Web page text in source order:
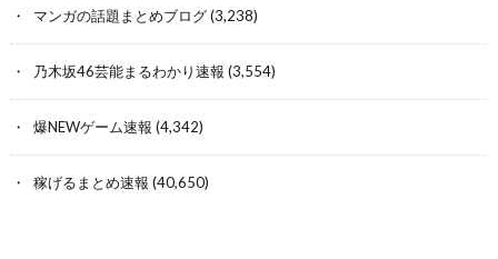
マンガの話題まとめブログ(3,238)
乃木坂46芸能まるわかり速報 (3,554)
爆NEWゲーム速報 (4,342)
稼げるまとめ速報 (40,650)